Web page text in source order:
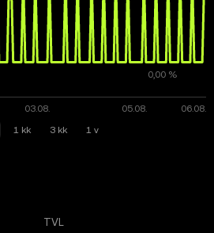
1 kk 3 kk 1 v
TVL